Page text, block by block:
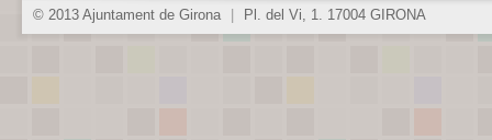
© 2013 Ajuntament de Girona Pl. del Vi, 1. 17004 GIRONA